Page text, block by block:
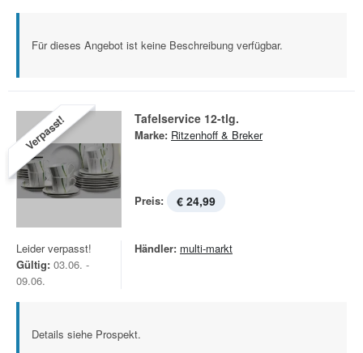
Für dieses Angebot ist keine Beschreibung verfügbar.
Verpasst! Tafelservice 12-tlg.
Marke: Ritzenhoff & Breker
Preis: € 24,99
Leider verpasst!
Gültig: 03.06. -
09.06.
Händler: multi-markt
Details siehe Prospekt.